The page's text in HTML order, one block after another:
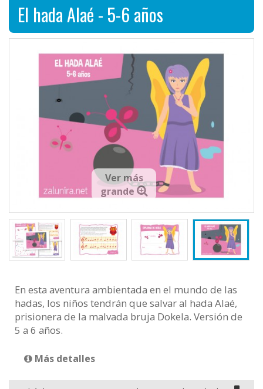
El hada Alaé - 5-6 años
Ver más
grande
En esta aventura ambientada en el mundo de las
hadas, los niños tendrán que salvar al hada Alaé,
prisionera de la malvada bruja Dokela. Versión de
5 a 6 años.
Más detalles